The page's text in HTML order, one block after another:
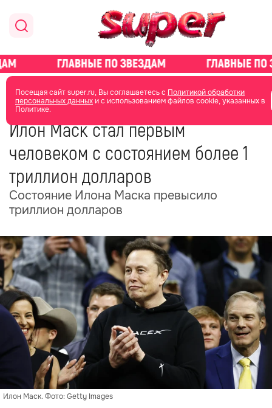
Посещая сайт super.ru, Вы соглашаетесь с Политикой обработки
персональных данныхи с использованием файлов cookie, указанных в
Политике.
главная общество
12 июня
Илон Маск стал первым
человеком с состоянием более 1
триллион долларов
Состояние Илона Маска превысило
триллион долларов
Илон Маск. Фото: Getty Images